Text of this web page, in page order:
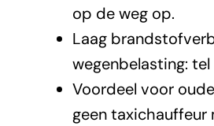
op de weg op.
Laag
wegenbelasting:
Voordeel voor
geen taxichauffeur